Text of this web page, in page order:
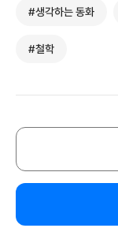
#생각하는 동화
#철학